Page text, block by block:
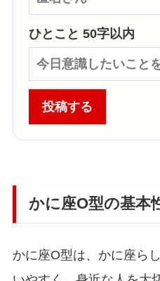
ひとこと 50字以内
投稿する
かに座O型の基本
かに座O型は、かに座ら